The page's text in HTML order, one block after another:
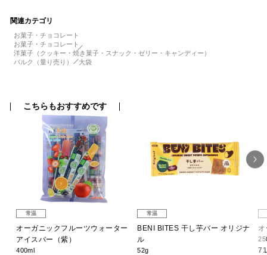
関連カテゴリ
お菓子・チョコレート
お菓子・チョコレート
洋菓子（クッキー・焼き菓子・スナック・ゼリー・キャンディー）
バルク（量り売り）
大袋
こちらもおすすめです
常温
オーガニックフルーツウォーター
アイスバー（紫）
400ml
常温
BENI BITES 干し芋バー オリジナ
ル
52g